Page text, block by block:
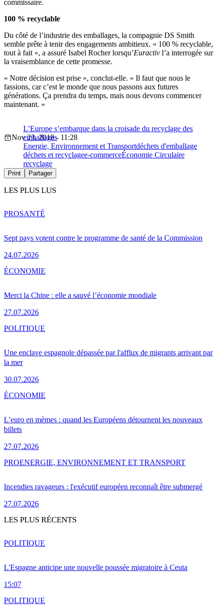
commissaire.
100 % recyclable
Du côté de l’industrie des emballages, la compagnie DS Smith
semble prête à tenir des engagements ambitieux. « 100 % recyclable,
tout à fait », a assuré Isabel Rocher lorsqu’Euractiv l’a interrogée sur
la vraisemblance de cette promesse.
« Notre décision est prise », conclut-elle. « Il faut que nous le
fassions, car c’est le monde que nous passons aux futures
générations. Ça prendra du temps, mais nous devons commencer
maintenant. »
L’Europe s’embarque dans la croisade du recyclage des
emballages
Nov 23, 2018 - 11:28
Energie, Environnement et Transportdéchets d'emballage
déchets et recyclagee-commerceÉconomie Circulaire
recyclage
Print Partager
LES PLUS LUS
Sept pays votent contre le programme de santé de la Commission
24.07.2026
PROSANTÉ
Merci la Chine : elle a sauvé l’économie mondiale
27.07.2026
ÉCONOMIE
Une enclave espagnole dépassée par l'afflux de migrants arrivant par
la mer
30.07.2026
POLITIQUE
L’euro en mèmes : quand les Européens détournent les nouveaux
billets
27.07.2026
ÉCONOMIE
Incendies ravageurs : l'exécutif européen reconnaît être submergé
27.07.2026
PROENERGIE, ENVIRONNEMENT ET TRANSPORT
LES PLUS RÉCENTS
L'Espagne anticipe une nouvelle poussée migratoire à Ceuta
15:07
POLITIQUE
POLITIQUE